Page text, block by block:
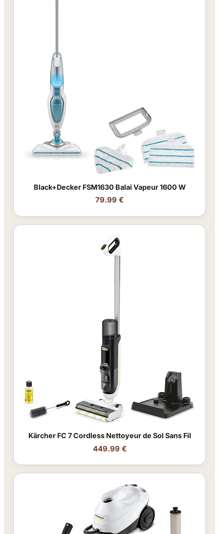
Black+Decker FSM1630 Balai Vapeur 1600 W
79.99 €
Kärcher FC 7 Cordless Nettoyeur de Sol Sans Fil
449.99 €